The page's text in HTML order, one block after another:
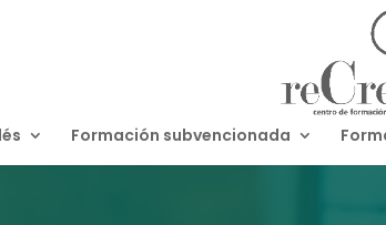
Formación subvencionada